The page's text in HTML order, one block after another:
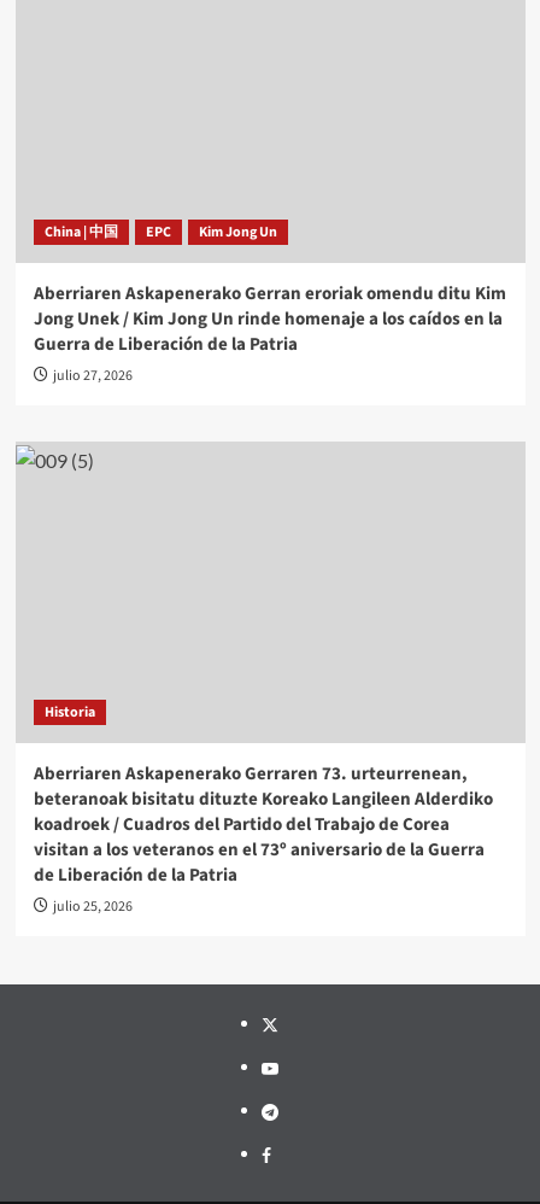
China | 中国 EPC Kim Jong Un
Aberriaren Askapenerako Gerran eroriak omendu ditu Kim
Jong Unek / Kim Jong Un rinde homenaje a los caídos en la
Guerra de Liberación de la Patria
julio 27, 2026
Historia
Aberriaren Askapenerako Gerraren 73. urteurrenean,
beteranoak bisitatu dituzte Koreako Langileen Alderdiko
koadroek / Cuadros del Partido del Trabajo de Corea
visitan a los veteranos en el 73º aniversario de la Guerra
de Liberación de la Patria
julio 25, 2026
Twitter
YouTube
Telegram
Facebook